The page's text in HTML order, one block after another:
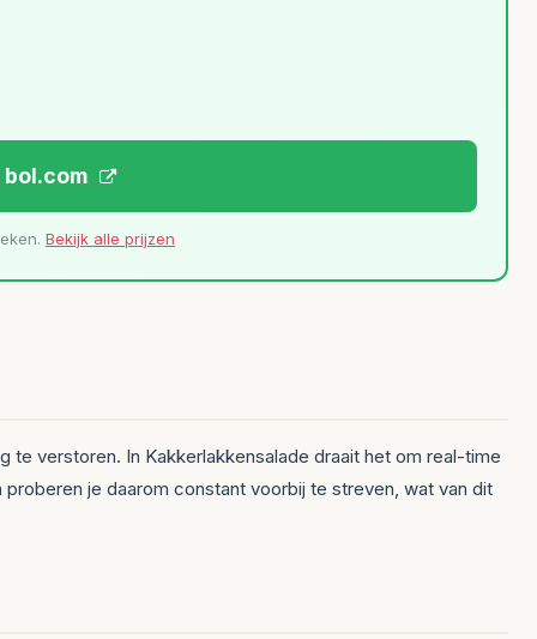
bol.com
Bekijk alle prijzen
verstoren. In Kakkerlakkensalade draait het om real-time
je daarom constant voorbij te streven, wat van dit